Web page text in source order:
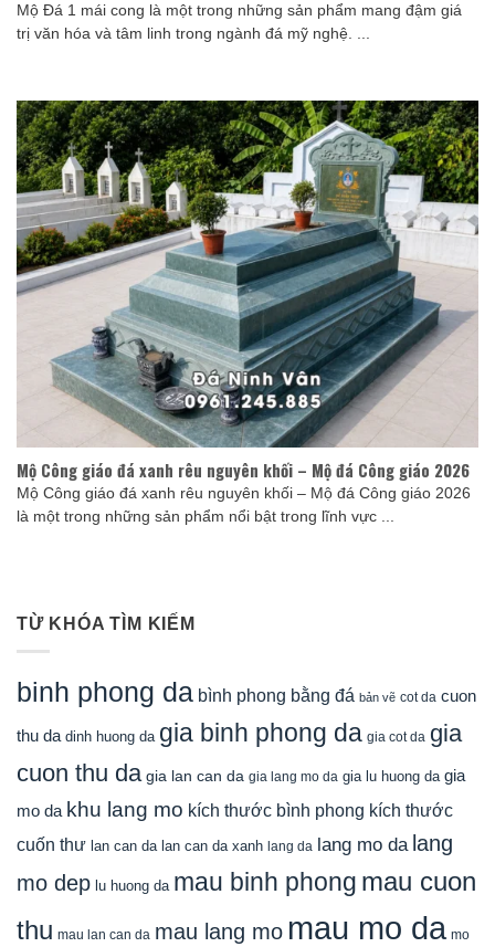
Mộ Đá 1 mái cong là một trong những sản phẩm mang đậm giá
trị văn hóa và tâm linh trong ngành đá mỹ nghệ. ...
Mộ Công giáo đá xanh rêu nguyên khối – Mộ đá Công giáo 2026
Mộ Công giáo đá xanh rêu nguyên khối – Mộ đá Công giáo 2026
là một trong những sản phẩm nổi bật trong lĩnh vực ...
TỪ KHÓA TÌM KIẾM
binh phong da bình phong bằng đá bản vẽ cot da cuon
thu da dinh huong da gia binh phong da gia cot da gia
cuon thu da gia lan can da gia lang mo da gia lu huong da gia
mo da khu lang mo kích thước bình phong kích thước
cuốn thư lan can da lan can da xanh lang da lang mo da lang
mo dep lu huong da mau binh phong mau cuon
thu mau lan can da mau lang mo mau mo da mo